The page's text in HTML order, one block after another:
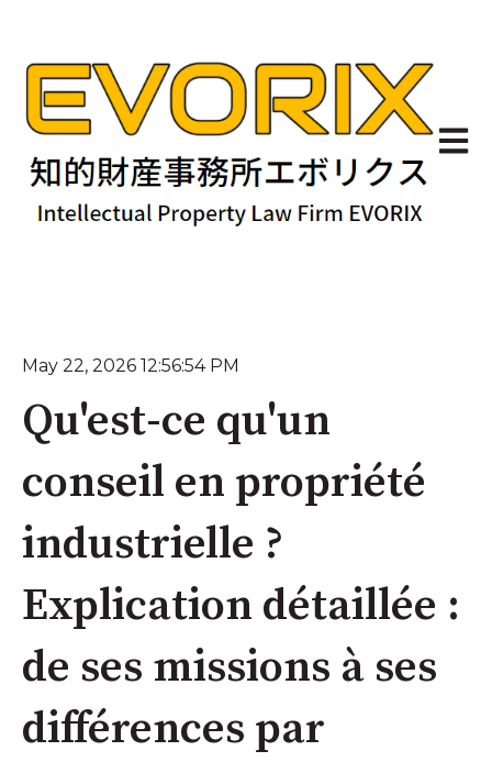
May 22, 2026 12:56:54 PM
Qu'est-ce qu'un
conseil en propriété
industrielle ?
Explication détaillée :
de ses missions à ses
différences par